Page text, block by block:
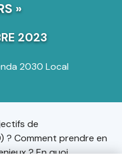
»
2023
2030 Local
de
? Comment prendre en
? En quoi